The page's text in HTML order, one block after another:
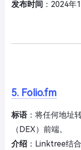
发布时间 ：2024
5. Folio.fm
标语：将任何地址
（DEX）前端。
介绍 ：Linktree结